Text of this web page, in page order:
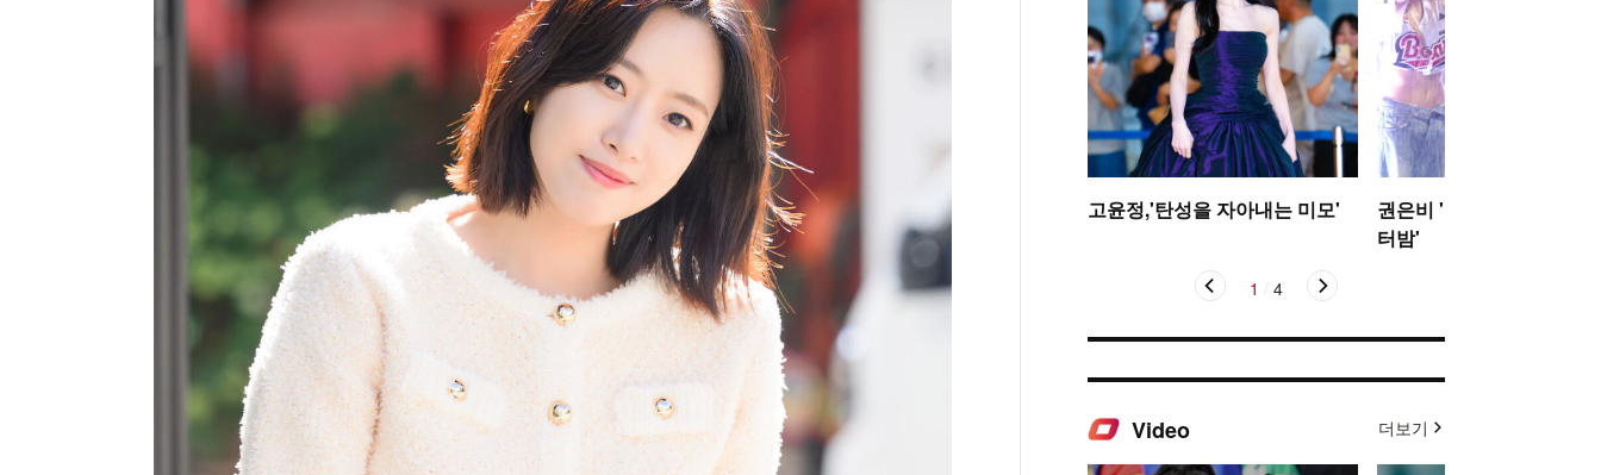
고윤정,'탄성을 자아내는 미모'
권은비 '야구장 더위 날리
터밤'
1 4
Video 더보기